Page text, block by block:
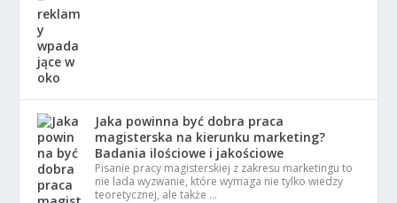
Jaka powinna być dobra praca
magisterska na kierunku marketing?
Badania ilościowe i jakościowe
Pisanie pracy magisterskiej z zakresu marketingu to
nie lada wyzwanie, które wymaga nie tylko wiedzy
teoretycznej, ale także …